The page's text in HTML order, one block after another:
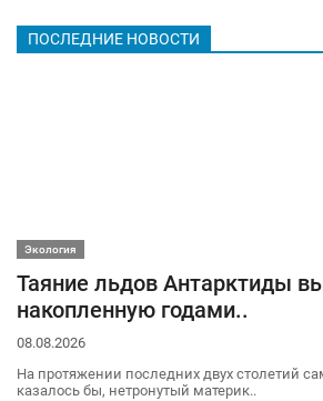
ПОСЛЕДНИЕ НОВОСТИ
Экология
Таяние льдов Антарктиды
накопленную годами..
08.08.2026
На протяжении последних двух столетий
казалось бы, нетронутый материк..